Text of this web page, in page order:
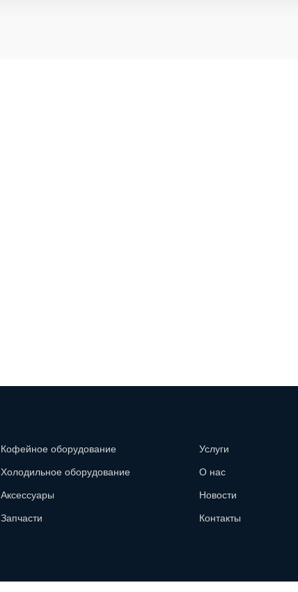
Кофейное оборудование
Холодильное оборудование
Аксессуары
Запчасти
Услуги
О нас
Новости
Контакты